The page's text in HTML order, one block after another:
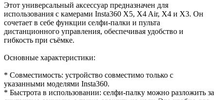
Этот универсальный аксессуар предназначен для
использования с камерами Insta360 X5, X4 Air, X4 и X3. Он
сочетает в себе функции селфи-палки и пульта
дистанционного управления, обеспечивая удобство и
гибкость при съёмке.
Основные характеристики:
* Совместимость: устройство совместимо только с
указанными моделями Insta360.
* Быстрота в использовании: селфи-палку можно разложить за